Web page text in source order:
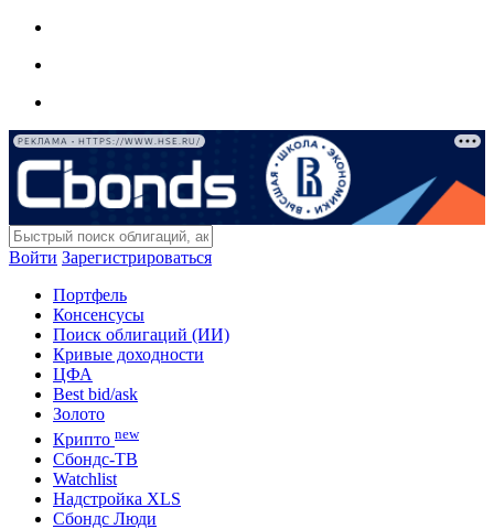
РЕКЛАМА • HTTPS://WWW.HSE.RU/
Войти Зарегистрироваться
Портфель
Консенсусы
Поиск облигаций (ИИ)
Кривые доходности
ЦФА
Best bid/ask
Золото
Крипто new
Сбондс-ТВ
Watchlist
Надстройка XLS
Сбондс Люди